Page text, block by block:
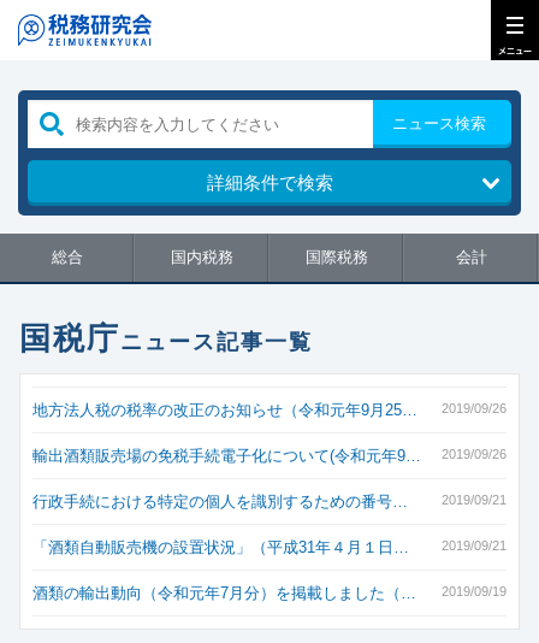
ニュース検索
詳細条件で検索
総合 国内税務 国際税務 会計
国税庁ニュース記事一覧
2019/09/26
地方法人税の税率の改正のお知らせ（令和元年9月25…
2019/09/26
輸出酒類販売場の免税手続電子化について(令和元年9…
2019/09/21
行政手続における特定の個人を識別するための番号…
2019/09/21
「酒類自動販売機の設置状況」（平成31年４月１日…
2019/09/19
酒類の輸出動向（令和元年7月分）を掲載しました（…